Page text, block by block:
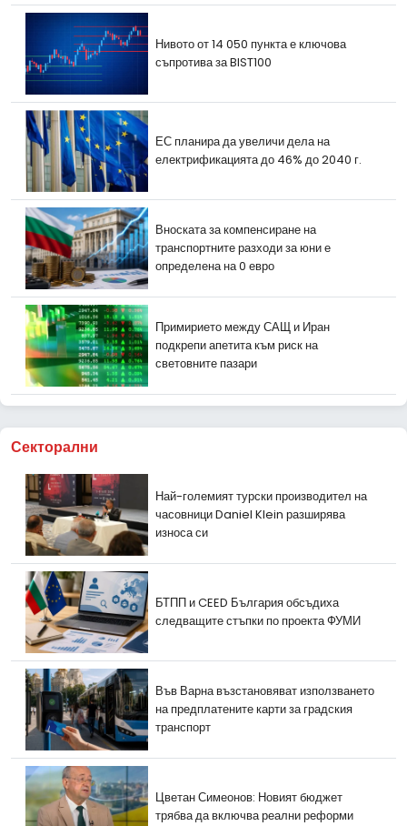
Нивото от 14 050 пункта е ключова
съпротива за BIST100
ЕС планира да увеличи дела на
електрификацията до 46% до 2040 г.
Вноската за компенсиране на
транспортните разходи за юни е
определена на 0 евро
Примирието между САЩ и Иран
подкрепи апетита към риск на
световните пазари
Секторални
Най-големият турски производител на
часовници Daniel Klein разширява
износа си
БТПП и CEED България обсъдиха
следващите стъпки по проекта ФУМИ
Във Варна възстановяват използването
на предплатените карти за градския
транспорт
Цветан Симеонов: Новият бюджет
трябва да включва реални реформи